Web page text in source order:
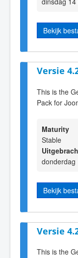
Bekijk
Versie
This is the
Pack for
Maturity
Stable
donderdag
Bekijk
Versie
This is the